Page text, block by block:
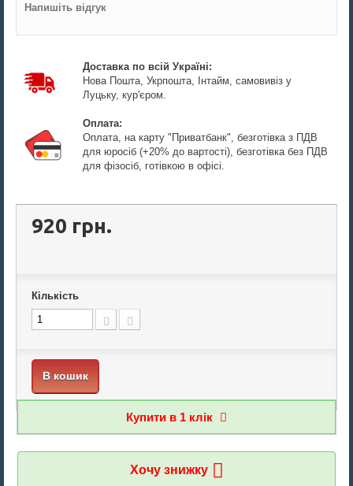
Напишіть відгук
Доставка по всій Україні:
Нова Пошта, Укрпошта, Інтайм, самовивіз у
Луцьку, кур'єром.
Оплата:
Оплата, на карту "Приватбанк", безготівка з ПДВ
для юросіб (+20% до вартості), безготівка без ПДВ
для фізосіб, готівкою в офісі.
920 грн.
Кількість
В кошик
Купити в 1 клiк
Хочу знижку